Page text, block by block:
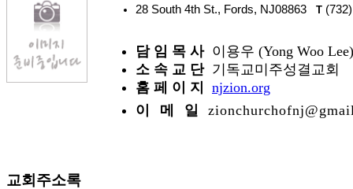
28 South 4th St., Fords, NJ08863 T
담 임 목 사 이용우 (Yong Woo Lee)
소 속 교 단 기독교미주성결교회
홈 페 이 지
njzion.org
이 메 일
교회주소록